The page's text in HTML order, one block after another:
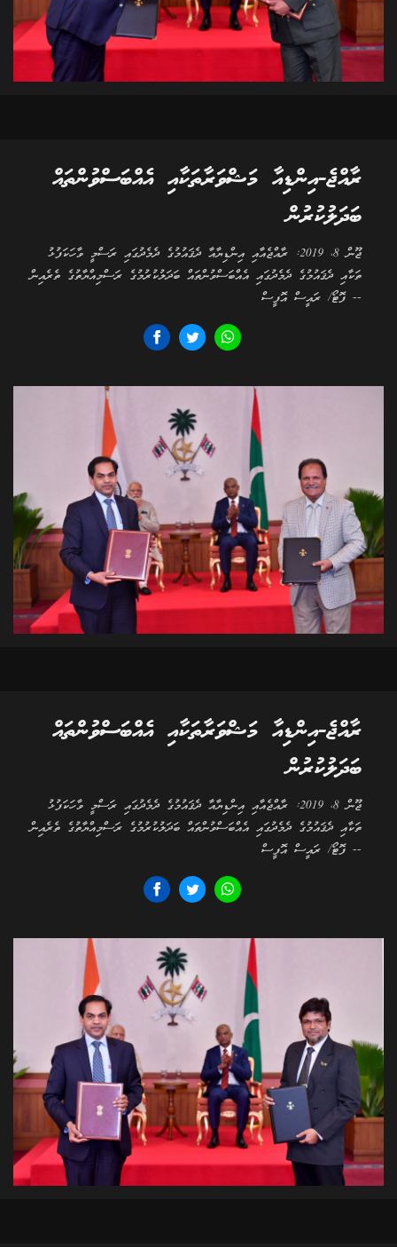
ރާއްޖެ-އިންޑިއާ މަޝްވަރާތަކާއި އެއްބަސްވުންތައް
ބަދަލުކުރުން
ޖޫން 8، 2019: ރާއްޖެއާއި އިންޑިޔާއާ ދެޤައުމުގެ ދެމެދުގައި ރަސްމީ ވާހަކަފުޅު
ތަކާއި ދެޤައުމުގެ ދެމެދުގައި އެއްބަސްވުންތައް ބަދަލުކުރުމުގެ ރަސްމިއްޔާތުގެ ތެރެއިން
-- ފޮޓޯ/ ރައީސް އޮފީސް
ރާއްޖެ-އިންޑިއާ މަޝްވަރާތަކާއި އެއްބަސްވުންތައް
ބަދަލުކުރުން
ޖޫން 8، 2019: ރާއްޖެއާއި އިންޑިޔާއާ ދެޤައުމުގެ ދެމެދުގައި ރަސްމީ ވާހަކަފުޅު
ތަކާއި ދެޤައުމުގެ ދެމެދުގައި އެއްބަސްވުންތައް ބަދަލުކުރުމުގެ ރަސްމިއްޔާތުގެ ތެރެއިން
-- ފޮޓޯ/ ރައީސް އޮފީސް